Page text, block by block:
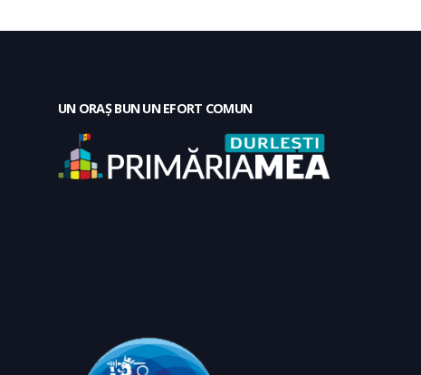
UN ORAȘ BUN UN EFORT COMUN